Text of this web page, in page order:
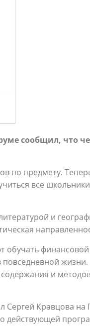
сообщил, что
по предмету.
все
и
обучать
содержания и
Сергей Кравцова на
действующей